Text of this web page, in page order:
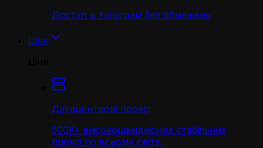
Доступ в телеграм без обмежень
Ціни
Датацентрові проксі
500K+ високошвидкісних стабільних
проксі по всьому світу.